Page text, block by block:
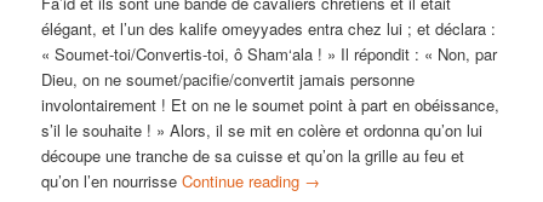
élégant, et l’un des kalife omeyyades entra chez lui ; et déclara :
« Soumet-toi/Convertis-toi, ô Sham‘ala ! » Il répondit : « Non, par
Dieu, on ne soumet/pacifie/convertit jamais personne
involontairement ! Et on ne le soumet point à part en obéissance,
s’il le souhaite ! » Alors, il se mit en colère et ordonna qu’on lui
découpe une tranche de sa cuisse et qu’on la grille au feu et
qu’on l’en nourrisseContinue reading →